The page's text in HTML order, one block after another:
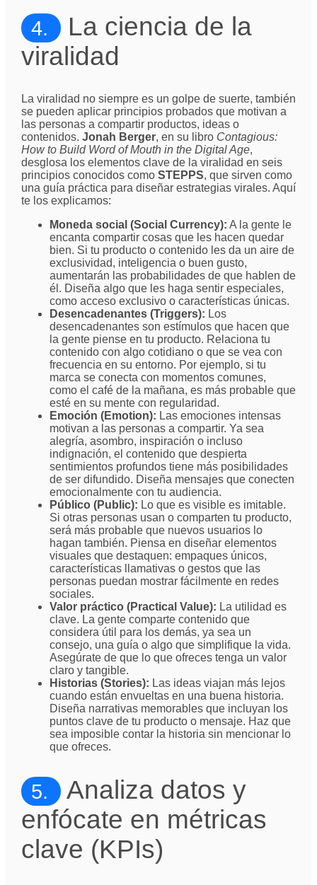
4. La ciencia de la
viralidad
La viralidad no siempre es un golpe de suerte, también
se pueden aplicar principios probados que motivan a
las personas a compartir productos, ideas o
contenidos. Jonah Berger, en su libro Contagious:
How to Build Word of Mouth in the Digital Age,
desglosa los elementos clave de la viralidad en seis
principios conocidos como STEPPS, que sirven como
una guía práctica para diseñar estrategias virales. Aquí
te los explicamos:
Moneda social (Social Currency): A la gente le
encanta compartir cosas que les hacen quedar
bien. Si tu producto o contenido les da un aire de
exclusividad, inteligencia o buen gusto,
aumentarán las probabilidades de que hablen de
él. Diseña algo que les haga sentir especiales,
como acceso exclusivo o características únicas.
Desencadenantes (Triggers): Los
desencadenantes son estímulos que hacen que
la gente piense en tu producto. Relaciona tu
contenido con algo cotidiano o que se vea con
frecuencia en su entorno. Por ejemplo, si tu
marca se conecta con momentos comunes,
como el café de la mañana, es más probable que
esté en su mente con regularidad.
Emoción (Emotion): Las emociones intensas
motivan a las personas a compartir. Ya sea
alegría, asombro, inspiración o incluso
indignación, el contenido que despierta
sentimientos profundos tiene más posibilidades
de ser difundido. Diseña mensajes que conecten
emocionalmente con tu audiencia.
Público (Public): Lo que es visible es imitable.
Si otras personas usan o comparten tu producto,
será más probable que nuevos usuarios lo
hagan también. Piensa en diseñar elementos
visuales que destaquen: empaques únicos,
características llamativas o gestos que las
personas puedan mostrar fácilmente en redes
sociales.
Valor práctico (Practical Value): La utilidad es
clave. La gente comparte contenido que
considera útil para los demás, ya sea un
consejo, una guía o algo que simplifique la vida.
Asegúrate de que lo que ofreces tenga un valor
claro y tangible.
Historias (Stories): Las ideas viajan más lejos
cuando están envueltas en una buena historia.
Diseña narrativas memorables que incluyan los
puntos clave de tu producto o mensaje. Haz que
sea imposible contar la historia sin mencionar lo
que ofreces.
5. Analiza datos y
enfócate en métricas
clave (KPIs)